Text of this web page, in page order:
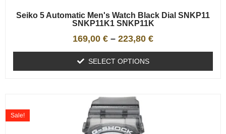
Seiko 5 Automatic Men's Watch Black Dial SNKP11
SNKP11K1 SNKP11K
169,00 € – 223,80 €
SELECT OPTIONS
Sale!